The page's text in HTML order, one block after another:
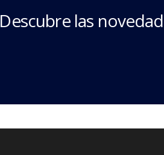
Descubre las